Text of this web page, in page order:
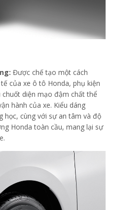
Được chế tạo một cách
của xe ô tô Honda, phụ kiện
diện mạo đậm chất thể
hành của xe. Kiểu dáng
học, cùng với sự an tâm và độ
Honda toàn cầu, mang lại sự